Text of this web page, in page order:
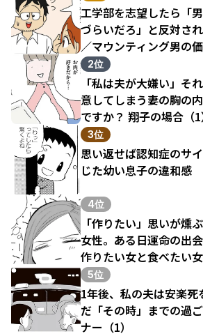
工学部を志望したら「
づらいだろ」と反対さ
／マウンティング男の
結果（1）
2位
「私は夫が大嫌い」そ
意してしまう妻の胸の
ですか？ 翔子の場合（1
3位
思い返せば認知症のサ
じた幼い息子の違和感
4位
「作りたい」思いが燻
女性。ある日運命の出
作りたい女と食べたい女
5位
1年後、私の夫は安楽
だ「その時」までの過
ナー（1）